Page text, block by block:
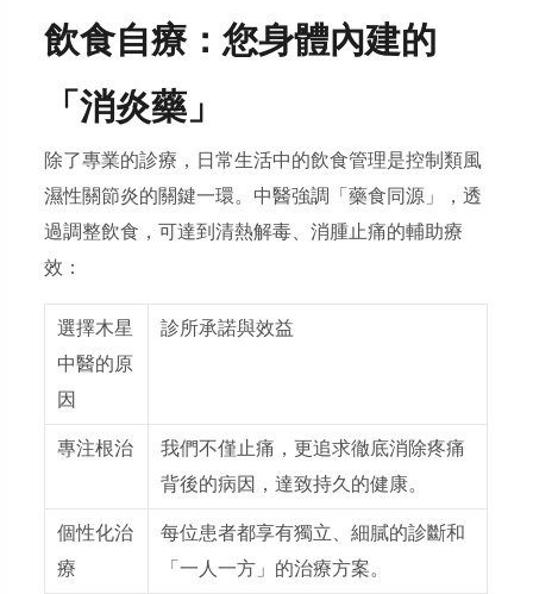
飲食自療：您身體內建的
「消炎藥」
除了專業的診療，日常生活中的飲食管理是控制類風
濕性關節炎的關鍵一環。中醫強調「藥食同源」，透
過調整飲食，可達到清熱解毒、消腫止痛的輔助療
效：
選擇木星
中醫的原
因
診所承諾與效益
專注根治
我們不僅止痛，更追求徹底消除疼痛
背後的病因，達致持久的健康。
個性化治
療
每位患者都享有獨立、細膩的診斷和
「一人一方」的治療方案。